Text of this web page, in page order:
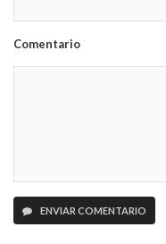
Comentario
ENVIAR COMENTARIO